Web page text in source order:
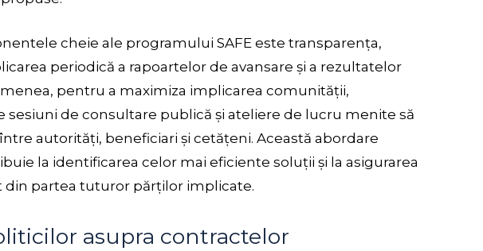
cheie ale programului SAFE este transparența,
periodică a rapoartelor de avansare și a rezultatelor
pentru a maximiza implicarea comunității,
de consultare publică și ateliere de lucru menite să
autorități, beneficiari și cetățeni. Această abordare
la identificarea celor mai eficiente soluții și la asigurarea
din partea tuturor părților implicate.
asupra contractelor